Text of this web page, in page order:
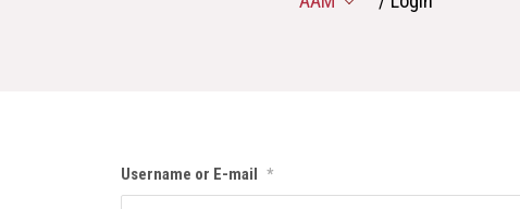
Username or E-mail *